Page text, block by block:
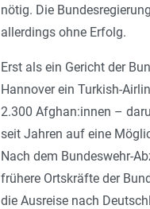
nötig. Die
allerdings ohne Erfolg.
Erst als ein Gericht der
Hannover ein Turkish-­
2.300 Afghan:innen –
seit Jahren auf eine
Nach dem Bundeswehr-
frühere Ortskräfte der
die Ausreise nach